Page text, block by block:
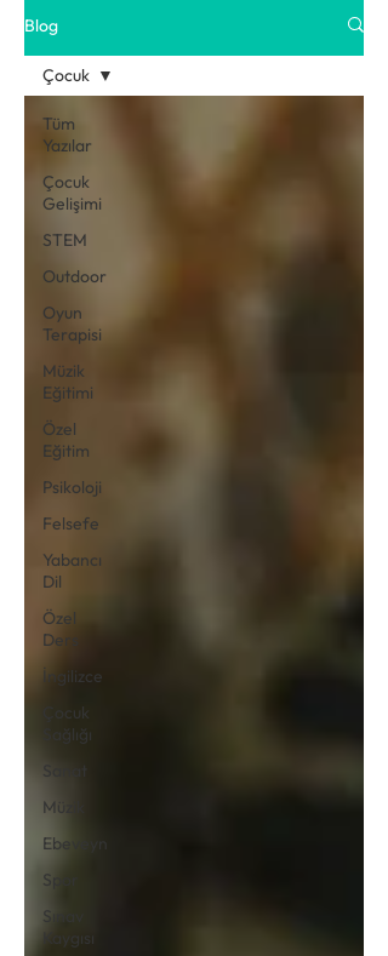
Blog
Tüm
Yazılar
Çocuk
Gelişimi
STEM
Outdoor
Oyun
Terapisi
Müzik
Eğitimi
Özel
Eğitim
Psikoloji
Felsefe
Yabancı
Dil
Özel
Ders
İngilizce
Çocuk
Sağlığı
Sanat
Müzik
Ebeveyn
Spor
Sınav
Kaygısı
Çocuk